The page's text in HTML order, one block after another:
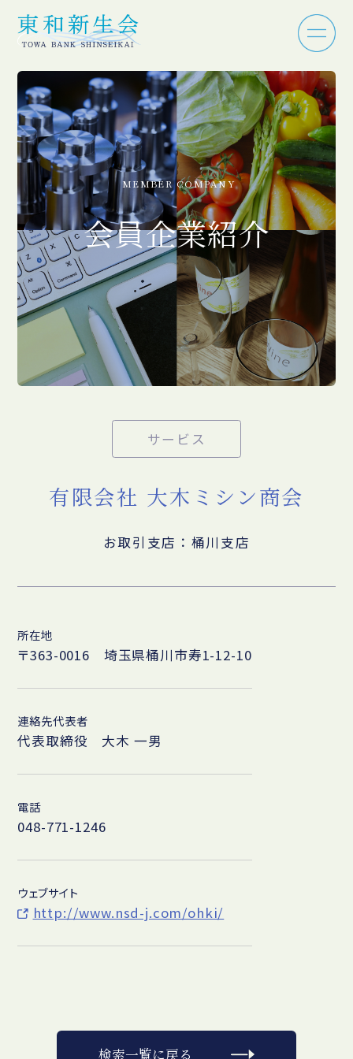
MEMBER COMPANY
会員企業紹介
サービス
有限会社 大木ミシン商会
お取引支店：桶川支店
所在地
〒363-0016 埼玉県桶川市寿1-12-10
連絡先代表者
代表取締役 大木 一男
電話
048-771-1246
ウェブサイト
http://www.nsd-j.com/ohki/
検索一覧に戻る